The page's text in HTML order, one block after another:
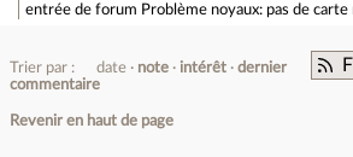
entrée de forum Problème noyaux: pas de carte
Trier par : date note intérêt
dernier
commentaire
Revenir en haut de page